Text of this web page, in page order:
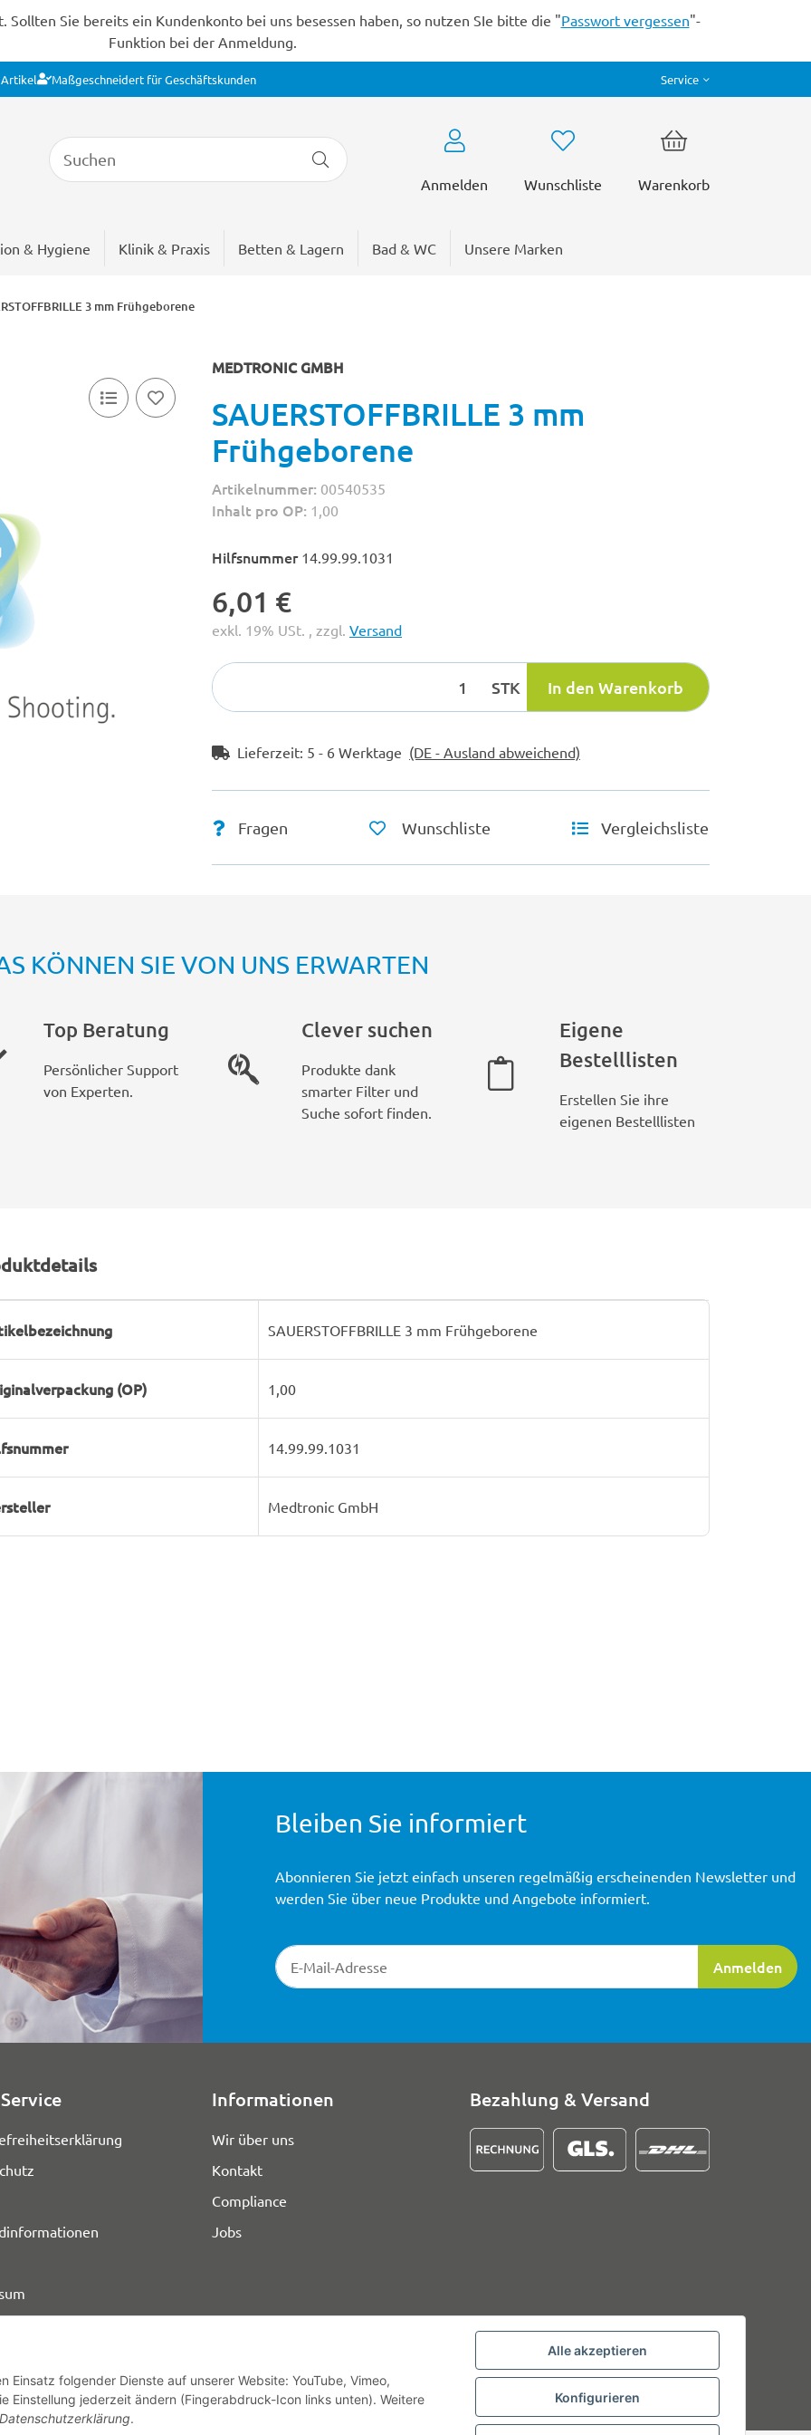
Alle akzeptieren
Konfigurieren
Einsatz folgender Dienste auf unserer Website: YouTube, Vimeo,
Einstellung jederzeit ändern (Fingerabdruck-Icon links unten). Weitere
Datenschutzerklärung.
Sie bereits ein Kundenkonto bei uns besessen haben, so nutzen SIe bitte die "Passwort vergessen"-
Funktion bei der Anmeldung.
Artikel Maßgeschneidert für Geschäftskunden Service
Anmelden Wunschliste Warenkorb
& Hygiene Klinik & Praxis Betten & Lagern Bad & WC Unsere Marken
3 mm Frühgeborene
MEDTRONIC GMBH
SAUERSTOFFBRILLE 3 mm
Frühgeborene
Artikelnummer: 00540535
Inhalt pro OP: 1,00
Hilfsnummer 14.99.99.1031
6,01 €
exkl. 19% USt. , zzgl. Versand
STK In den Warenkorb
Lieferzeit: 5 - 6 Werktage (DE - Ausland abweichend)
Fragen Wunschliste Vergleichsliste
KÖNNEN SIE VON UNS ERWARTEN
Top Beratung
Persönlicher Support
von Experten.
Clever suchen
Produkte dank
smarter Filter und
Suche sofort finden.
Eigene
Bestelllisten
Erstellen Sie ihre
eigenen Bestelllisten
SAUERSTOFFBRILLE 3 mm Frühgeborene
(OP) 1,00
14.99.99.1031
Medtronic GmbH
Bleiben Sie informiert
Newsletter-Registrierung
Anmelden
Abonnieren Sie jetzt einfach unseren regelmäßig erscheinenden Newsletter und
werden Sie über neue Produkte und Angebote informiert.
Informationen
Wir über uns
Kontakt
Compliance
Jobs
Bezahlung & Versand